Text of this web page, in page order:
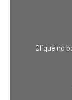
Clique no